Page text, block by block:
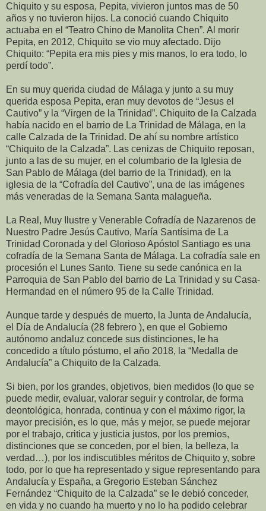
Chiquito y su esposa, Pepita, vivieron juntos mas de 50
años y no tuvieron hijos. La conoció cuando Chiquito
actuaba en el “Teatro Chino de Manolita Chen”. Al morir
Pepita, en 2012, Chiquito se vio muy afectado. Dijo
Chiquito: “Pepita era mis pies y mis manos, lo era todo, lo
perdí todo”.
En su muy querida ciudad de Málaga y junto a su muy
querida esposa Pepita, eran muy devotos de “Jesus el
Cautivo” y la “Virgen de la Trinidad”. Chiquito de la Calzada
había nacido en el barrio de La Trinidad de Málaga, en la
calle Calzada de la Trinidad. De ahí su nombre artístico
“Chiquito de la Calzada”. Las cenizas de Chiquito reposan,
junto a las de su mujer, en el columbario de la Iglesia de
San Pablo de Málaga (del barrio de la Trinidad), en la
iglesia de la “Cofradía del Cautivo”, una de las imágenes
más veneradas de la Semana Santa malagueña.
La Real, Muy Ilustre y Venerable Cofradía de Nazarenos de
Nuestro Padre Jesús Cautivo, María Santísima de La
Trinidad Coronada y del Glorioso Apóstol Santiago es una
cofradía de la Semana Santa de Málaga. La cofradía sale en
procesión el Lunes Santo. Tiene su sede canónica en la
Parroquia de San Pablo del barrio de La Trinidad y su Casa-
Hermandad en el número 95 de la Calle Trinidad.
Aunque tarde y después de muerto, la Junta de Andalucía,
el Día de Andalucía (28 febrero ), en que el Gobierno
autónomo andaluz concede sus distinciones, le ha
concedido a título póstumo, el año 2018, la “Medalla de
Andalucía” a Chiquito de la Calzada.
Si bien, por los grandes, objetivos, bien medidos (lo que se
puede medir, evaluar, valorar seguir y controlar, de forma
deontológica, honrada, continua y con el máximo rigor, la
mayor precisión, es lo que, más y mejor, se puede mejorar
por el trabajo, critica y justicia justos, por los premios,
distinciones que se conceden, por el bien, la belleza, la
verdad…), por los indiscutibles méritos de Chiquito y, sobre
todo, por lo que ha representado y sigue representando para
Andalucía y España, a Gregorio Esteban Sánchez
Fernández “Chiquito de la Calzada” se le debió conceder,
en vida y no cuando ha muerto y no lo ha podido celebrar